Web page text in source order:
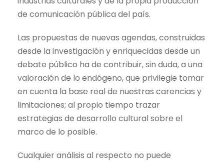
de comunicación pública del país.
Las propuestas de nuevas agendas, construidas
desde la investigación y enriquecidas desde un
debate público ha de contribuir, sin duda, a una
valoración de lo endógeno, que privilegie tomar
en cuenta la base real de nuestras carencias y
limitaciones; al propio tiempo trazar
estrategias de desarrollo cultural sobre el
marco de lo posible.
Cualquier análisis al respecto no puede